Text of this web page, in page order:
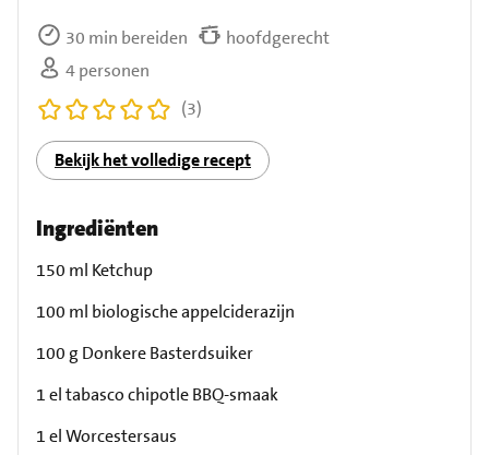
30 min bereiden
hoofdgerecht
4 personen
(3)
Bekijk het volledige recept
Ingrediënten
150 ml Ketchup
100 ml biologische appelciderazijn
100 g Donkere Basterdsuiker
1 el tabasco chipotle BBQ-smaak
1 el Worcestersaus